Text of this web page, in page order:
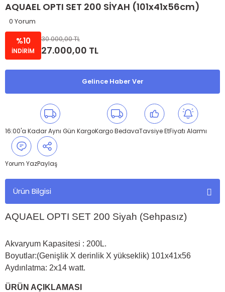
AQUAEL OPTI SET 200 SİYAH (101x41x56cm)
0 Yorum
%10
İNDİRİM
30.000,00 TL
27.000,00 TL
Gelince Haber Ver
16:00'a Kadar Aynı Gün KargoKargo BedavaTavsiye EtFiyatı Alarmı
Yorum YazPaylaş
Ürün Bilgisi
AQUAEL OPTI SET 200 Siyah (Sehpasız)
Akvaryum Kapasitesi : 200L.
Boyutlar:(Genişlik X derinlik X yükseklik) 101x41x56
Aydınlatma: 2x14 watt.
ÜRÜN AÇIKLAMASI